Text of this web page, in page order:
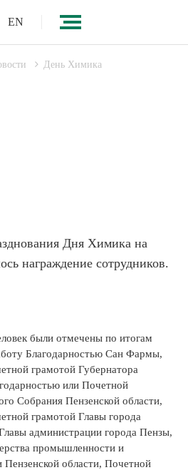
EN
День Химика
Дня Химика на
награждение сотрудников.
были отмечены по итогам
Благодарностью Сан Фармы,
грамотой Губернатора
или Почетной
Собрания Пензенской области,
грамотой Главы города
администрации города Пензы,
промышленности и
Пензенской области, Почетной